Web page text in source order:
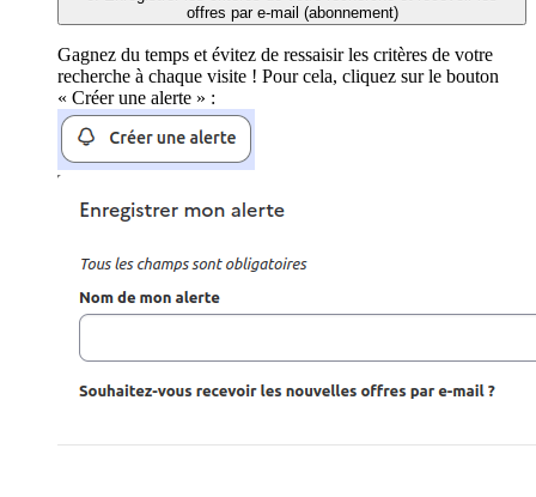
offres par e-mail (abonnement)
Gagnez du temps et évitez de ressaisir les critères de votre
recherche à chaque visite ! Pour cela, cliquez sur le bouton
« Créer une alerte » :